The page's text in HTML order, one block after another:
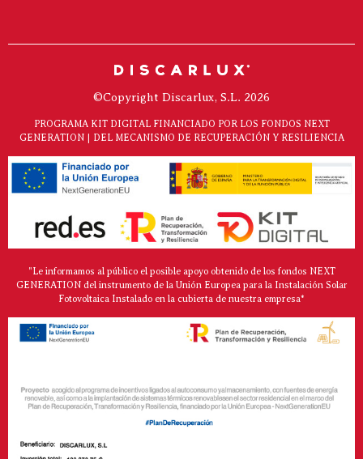
©Copyright Discarlux, S.L. 2026
PROGRAMA KIT DIGITAL FINANCIADO POR LOS FONDOS NEXT
GENERATION | DEL MECANISMO DE RECUPERACIÓN Y RESILIENCIA
"Le informamos al público el posible apoyo obtenido de los fondos NEXT
GENERATION del instrumento de la Unión Europea para la Instalación Solar
Fotovoltaica Instalado en la cubierta de nuestra empresa*